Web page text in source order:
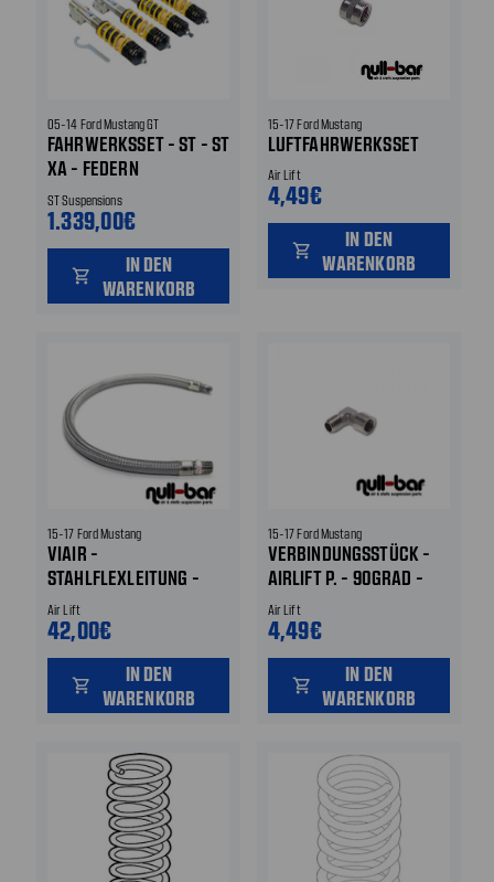
05-14 Ford Mustang GT
FAHRWERKSSET - ST - ST
XA - FEDERN
SIGNALVIOLET VORNE
UND HINTEN
ST Suspensions
1.339,00€
shopping_cart
IN DEN
WARENKORB
15-17 Ford Mustang
LUFTFAHRWERKSSET
Air Lift
4,49€
shopping_cart
IN DEN
WARENKORB
15-17 Ford Mustang
VIAIR -
STAHLFLEXLEITUNG -
VERLÄNGERUNG -
KOMPRESSOR 1/4 ZOLL
NPT - 45 CM LÄNGE
Air Lift
42,00€
shopping_cart
IN DEN
WARENKORB
15-17 Ford Mustang
VERBINDUNGSSTÜCK -
AIRLIFT P. - 90GRAD -
WINKEL - 1/4 ZOLL
GEWINDE
Air Lift
4,49€
shopping_cart
IN DEN
WARENKORB